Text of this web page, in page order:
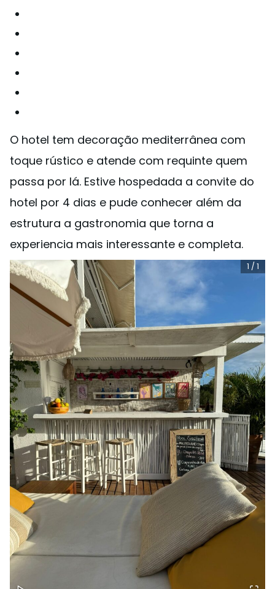
O hotel tem decoração mediterrânea com
toque rústico e atende com requinte quem
passa por lá. Estive hospedada a convite do
hotel por 4 dias e pude conhecer além da
estrutura a gastronomia que torna a
experiencia mais interessante e completa.
1 / 1